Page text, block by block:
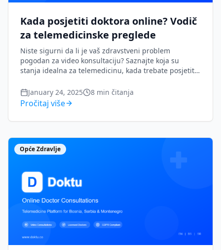
Kada posjetiti doktora online? Vodič
za telemedicinske preglede
Niste sigurni da li je vaš zdravstveni problem
pogodan za video konsultaciju? Saznajte koja su
stanja idealna za telemedicinu, kada trebate posjetiti
zdravstvene potrebe.
January 24, 2025 8 min čitanja
Pročitaj više
Opće Zdravlje